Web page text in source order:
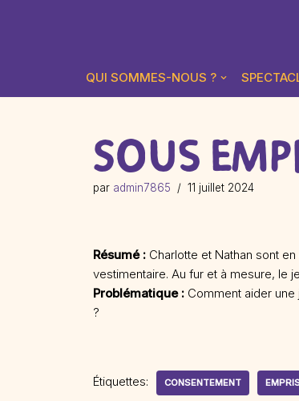
QUI SOMMES-NOUS ?
SOUS
par admin7865 11 juillet 2024
Résumé :Charlotte et Nathan sont
vestimentaire. Au fur et à mesure, le
Problématique : Comment aider
?
Étiquettes: CONSENTEMENT